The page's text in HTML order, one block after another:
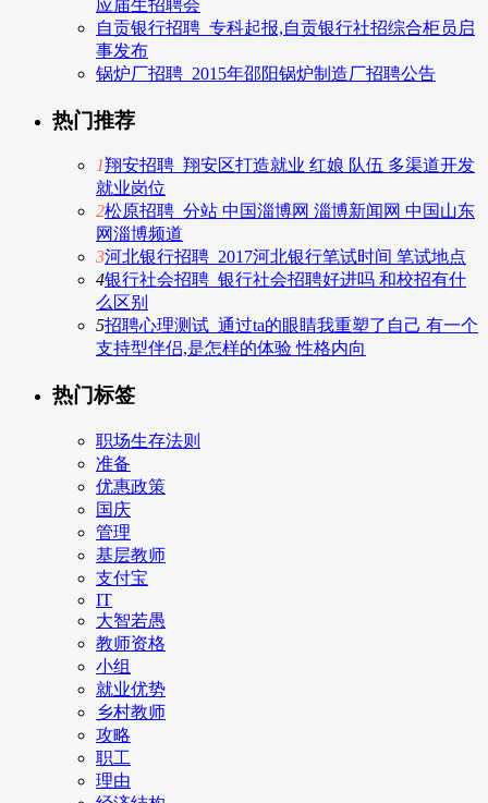
应届生招聘会
自贡银行招聘_专科起报,自贡银行社招综合柜员启
事发布
锅炉厂招聘_2015年邵阳锅炉制造厂招聘公告
热门推荐
1翔安招聘_翔安区打造就业 红娘 队伍 多渠道开发
就业岗位
2松原招聘_分站 中国淄博网 淄博新闻网 中国山东
网淄博频道
3河北银行招聘_2017河北银行笔试时间 笔试地点
4银行社会招聘_银行社会招聘好进吗 和校招有什
么区别
5招聘心理测试_通过ta的眼睛我重塑了自己 有一个
支持型伴侣,是怎样的体验 性格内向
热门标签
职场生存法则
准备
优惠政策
国庆
管理
基层教师
支付宝
IT
大智若愚
教师资格
小组
就业优势
乡村教师
攻略
职工
理由